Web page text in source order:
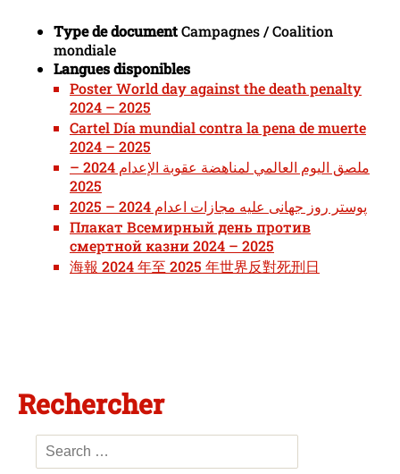
Type de documentCampagnes / Coalition
mondiale
Langues disponibles
Poster World day against the death penalty
2024 – 2025
Cartel Día mundial contra la pena de muerte
2024 – 2025
ملصق اليوم العالمي لمناهضة عقوبة الإعدام 2024 –
2025
پوستر روز جهانی علیه مجازات اعدام 2024 – 2025
Плакат Всемирный день против
смертной казни 2024 – 2025
海報 2024 年至 2025 年世界反對死刑日
Rechercher